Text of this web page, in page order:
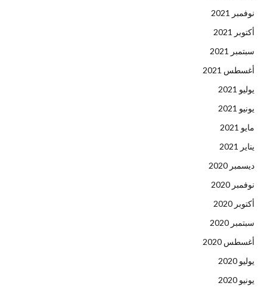
نوفمبر 2021
أكتوبر 2021
سبتمبر 2021
أغسطس 2021
يوليو 2021
يونيو 2021
مايو 2021
يناير 2021
ديسمبر 2020
نوفمبر 2020
أكتوبر 2020
سبتمبر 2020
أغسطس 2020
يوليو 2020
يونيو 2020